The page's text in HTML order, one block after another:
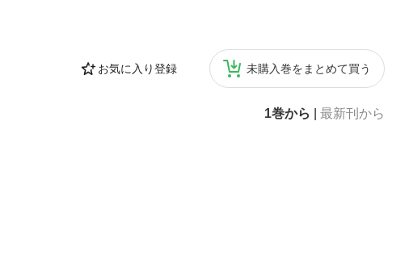
お気に入り登録 未購入巻をまとめて買う
1巻から 最新刊から